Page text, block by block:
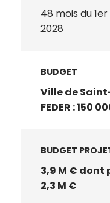
48 mois du
2028
BUDGET
Ville de
FEDER : 150
BUDGET
3,9 M € dont
2,3 M €